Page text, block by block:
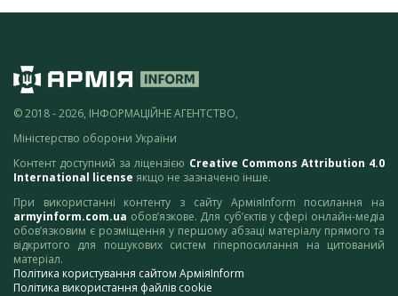
© 2018 - 2026, ІНФОРМАЦІЙНЕ АГЕНТСТВО,
Міністерство оборони України
Контент доступний за ліцензією Creative Commons Attribution 4.0
International license якщо не зазначено інше.
При використанні контенту з сайту АрміяInform посилання на
armyinform.com.ua обов’язкове. Для суб’єктів у сфері онлайн-медіа
обов’язковим є розміщення у першому абзаці матеріалу прямого та
відкритого для пошукових систем гіперпосилання на цитований
матеріал.
Політика користування сайтом АрміяInform
Політика використання файлів cookie